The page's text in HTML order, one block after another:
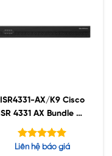
ISR4331-AX/K9 Cisco
ISR 4331 AX Bundle w/
APP,SEC lic
Được xếp
Liên hệ báo giá